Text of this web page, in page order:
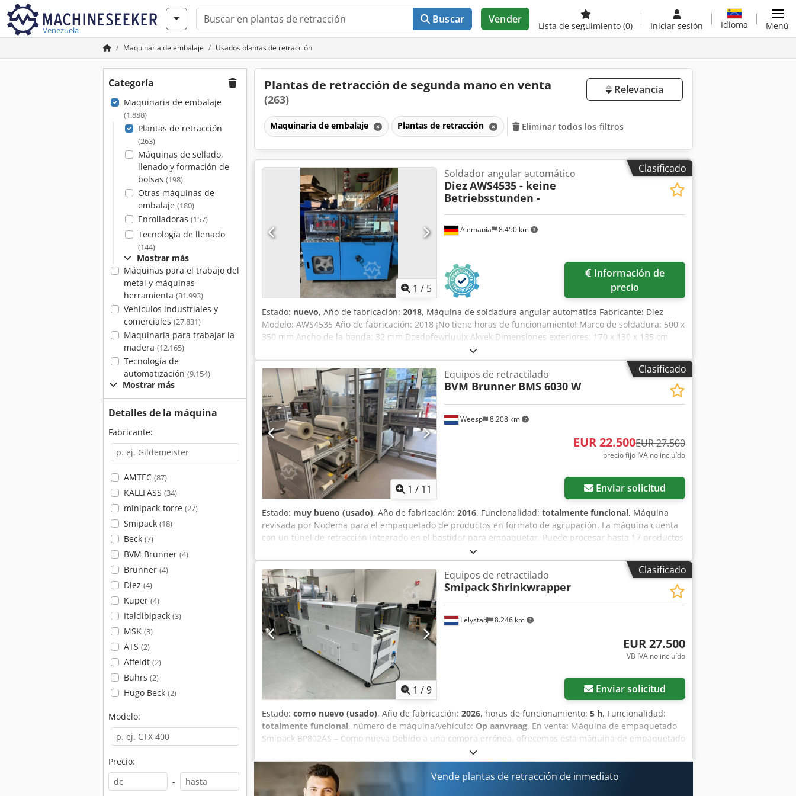
Venezuela
Buscar Vender
Lista de seguimiento (0) Iniciar sesión Idioma Menú
Maquinaria de embalaje Usados plantas de retracción
Categoría
Maquinaria de embalaje
(1.888)
Plantas de retracción
(263)
Máquinas de sellado,
llenado y formación de
bolsas (198)
Otras máquinas de
embalaje (180)
Enrolladoras (157)
Tecnología de llenado
(144)
Mostrar más
Máquinas para el trabajo del
metal y máquinas-
herramienta (31.993)
Vehículos industriales y
comerciales (27.831)
Maquinaria para trabajar la
madera (12.165)
Tecnología de
automatización (9.154)
Mostrar más
Detalles de la máquina
Fabricante:
AMTEC (87)
KALLFASS (34)
minipack-torre (27)
Smipack (18)
Beck (7)
BVM Brunner (4)
Brunner (4)
Diez (4)
Kuper (4)
Italdibipack (3)
MSK (3)
ATS (2)
Affeldt (2)
Buhrs (2)
Hugo Beck (2)
Modelo:
Precio:
-
Plantas de retracción de segunda mano en venta
(263)
Relevancia
Maquinaria de embalaje Plantas de retracción Eliminar todos los filtros
Clasificado
1 / 5
Alemania 8.450 km
Soldador angular automático
DiezAWS4535 - keine
Betriebsstunden -
precio
Estado: nuevo, Año de fabricación: 2018, Máquina de soldadura angular automática Fabricante: Diez
Modelo: AWS4535 Año de fabricación: 2018 ¡No tiene horas de funcionamiento! Marco de soldadura: 500 x
350 mm Ancho de la banda: 32 mm Dcedpfewriuujx Akvek Dimensiones exteriores: 170 x 130 x 135 cm
Clasificado
1 / 11
Weesp 8.208 km
Equipos de retractilado
BVM Brunner BMS 6030 W
EUR 22.500EUR 27.500
precio fijo IVA no incluído
Enviar solicitud
Estado: muy bueno (usado), Año de fabricación: 2016, Funcionalidad: totalmente funcional, Máquina
revisada por Nodema para el empaquetado de productos en formato de agrupación. La máquina cuenta
con un túnel de retracción integrado en el bastidor para empaquetar. Puede procesar hasta 17 productos
por minuto. Selladora de 600 mm de ancho. Ancho de film de hasta 800 mm. Djdpfsy Tuxzjx Akvjck Esta
máquina tiene una entrada angular, ideal para embalar, por ejemplo, latas de refresco en una bandeja.
Clasificado
1 /9
Lelystad 8.246 km
Equipos de retractilado
SmipackShrinkwrapper
EUR 27.500
VB IVA no incluído
Enviar solicitud
Estado: como nuevo (usado), Año de fabricación: 2026, horas de funcionamiento: 5 h, Funcionalidad:
totalmente funcional, número de máquina/vehículo: Op aanvraag, En venta: Máquina de empaquetado
Smipack BP802AS – Como nueva Debido a una compra errónea, ofrecemos esta máquina de empaquetado
Smipack BP802AS en venta. La máquina está en condiciones impecables y nunca se ha utilizado en
producción. Se instaló y probó profesionalmente, pero nunca se puso en funcionamiento comercial. La
máquina funciona perfectamente, sin defectos ni daños. Especificaciones principales: Capacidad: hasta
25 ciclos por minuto. Condición: como nueva, disponible de inmediato. Nunca utilizada en producción.
Vende plantas de retracción de inmediato